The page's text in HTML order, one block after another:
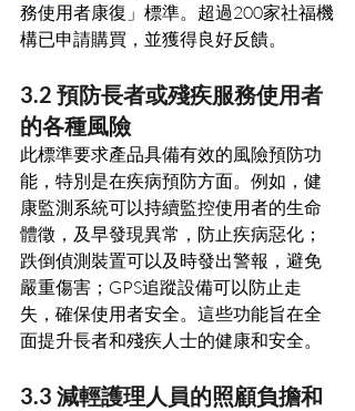
務使用者康復」標準。超過200家社福機
構已申請購買，並獲得良好反饋。
3.2 預防長者或殘疾服務使用者
的各種風險
此標準要求產品具備有效的風險預防功
能，特別是在疾病預防方面。例如，健
康監測系統可以持續監控使用者的生命
體徵，及早發現異常，防止疾病惡化；
跌倒偵測裝置可以及時發出警報，避免
嚴重傷害；GPS追蹤設備可以防止走
失，確保使用者安全。這些功能旨在全
面提升長者和殘疾人士的健康和安全。
3.3 減輕護理人員的照顧負擔和